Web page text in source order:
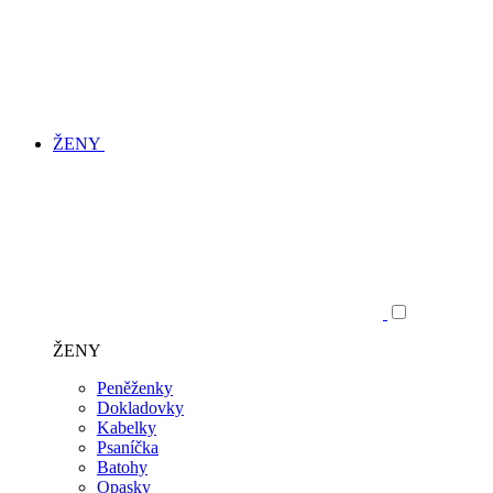
ŽENY
ŽENY
Peněženky
Dokladovky
Kabelky
Psaníčka
Batohy
Opasky